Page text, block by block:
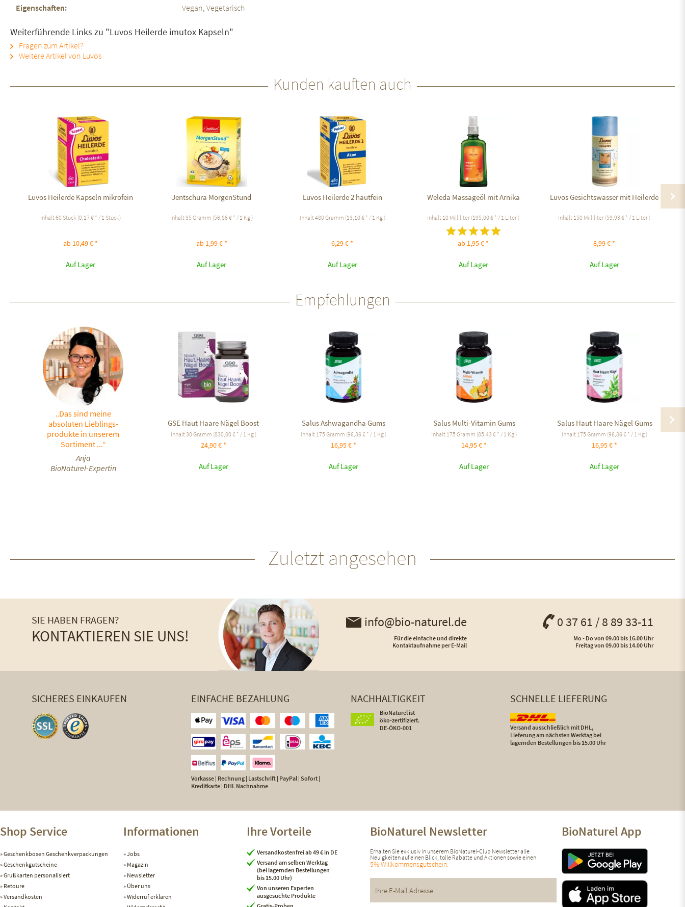
Eigenschaften:
Vegan, Vegetarisch
Weiterführende Links zu "Luvos Heilerde imutox Kapseln"
Fragen zum Artikel?
Weitere Artikel von Luvos
Kunden kauften auch
Luvos Heilerde Kapseln mikrofein
Inhalt60 Stück (0,17 € * / 1 Stück)
ab 10,49 € *
Auf Lager
Jentschura MorgenStund
Inhalt35 Gramm (56,86 € * / 1 Kg )
ab 1,99 € *
Auf Lager
Luvos Heilerde 2 hautfein
Inhalt480 Gramm (13,10 € * / 1 Kg )
6,29 € *
Auf Lager
Weleda Massageöl mit Arnika
Inhalt 10 Milliliter (195,00 € * / 1 Liter )
ab 1,95 € *
Auf Lager
Luvos Gesichtswasser mit Heilerde
Inhalt 150 Milliliter (59,93 € * / 1 Liter )
8,99 € *
Auf Lager
Empfehlungen
„Das sind meine
absoluten Lieblings-
produkte in unserem
Sortiment ...“
Anja
BioNaturel-Expertin
GSE Haut Haare Nägel Boost
Inhalt30 Gramm (830,00 € * / 1 Kg )
24,90 € *
Auf Lager
Salus Ashwagandha Gums
Inhalt 175 Gramm (96,86 € * / 1 Kg )
16,95 € *
Auf Lager
Salus Multi-Vitamin Gums
Inhalt 175 Gramm (85,43 € * / 1 Kg )
14,95 € *
Auf Lager
Salus Haut Haare Nägel Gums
Inhalt 175 Gramm (96,86 € * / 1 Kg )
16,95 € *
Auf Lager
Zuletzt angesehen
SIE HABEN FRAGEN?
KONTAKTIEREN SIE UNS!
info@bio-naturel.de
Für die einfache und direkte
Kontaktaufnahme per E-Mail
0 37 61 / 8 89 33-11
Mo - Do von 09.00 bis 16.00 Uhr
Freitag von 09.00 bis 14.00 Uhr
SICHERES EINKAUFEN EINFACHE BEZAHLUNG
Vorkasse | Rechnung | Lastschrift | PayPal | Sofort |
Kreditkarte | DHL Nachnahme
NACHHALTIGKEIT
BioNaturel ist
öko-zertifiziert.
DE-ÖKO-001
SCHNELLE LIEFERUNG
Versand ausschließlich mit DHL,
Lieferung am nächsten Werktag bei
lagernden Bestellungen bis 15.00 Uhr
Shop Service
Geschenkboxen Geschenkverpackungen
Geschenkgutscheine
Grußkarten personalisiert
Retoure
Versandkosten
Informationen
Jobs
Magazin
Newsletter
Über uns
Widerruf erklären
Ihre Vorteile
Versandkostenfrei ab 49 € in DE
Versand am selben Werktag
(bei lagernden Bestellungen
bis 15.00 Uhr)
Von unseren Experten
ausgesuchte Produkte
BioNaturel Newsletter
Erhalten Sie exklusiv in unserem BioNaturel-Club Newsletter alle
Neuigkeiten auf einen Blick, tolle Rabatte und Aktionen sowie einen
5% Willkommensgutschein.
BioNaturel App